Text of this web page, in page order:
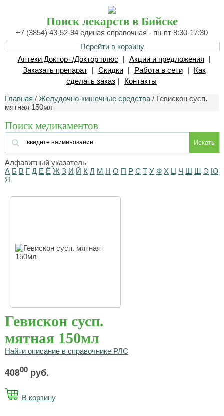
Поиск лекарств в Бийске
+7 (3854) 43-52-94 единая справочная - пн-пт 8:30-17:30
Перейти в корзину
Аптеки Доктор+/Доктор плюс
| Акции и предложения
|
Заказать препарат
| Скидки | Работа в сети |
Как
сделать заказ | Контакты
Главная / Желудочно-кишечные средства / Гевискон сусп.
мятная 150мл
Поиск медикаментов
Искать
Алфавитный указатель
А Б В Г Д Е Ё Ж З И Й К Л М Н О П Р С Т У Ф Х Ц Ч Ш Щ Э Ю
Я
Гевискон сусп.
мятная 150мл
Найти описание в справочнике РЛС
40800 руб.
В корзину